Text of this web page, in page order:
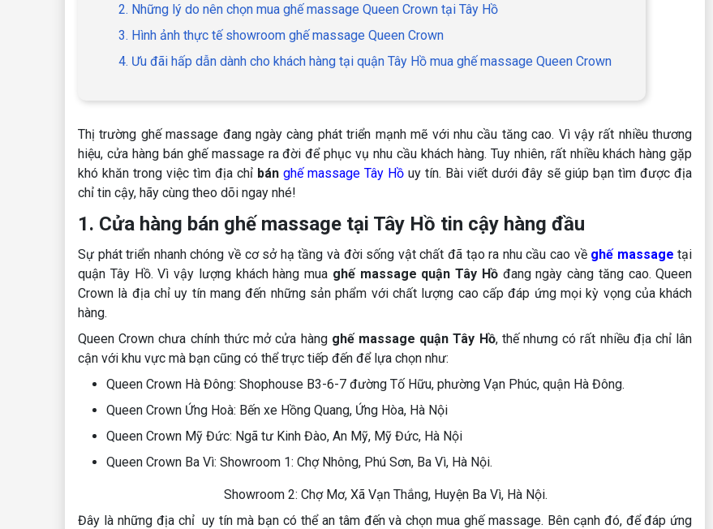
2. Những lý do nên chọn mua ghế massage Queen Crown tại Tây Hồ
3. Hình ảnh thực tế showroom ghế massage Queen Crown
4. Ưu đãi hấp dẫn dành cho khách hàng tại quận Tây Hồ mua ghế massage Queen Crown
Thị trường ghế massage đang ngày càng phát triển mạnh mẽ với nhu cầu tăng cao. Vì vậy rất nhiều thương
hiệu, cửa hàng bán ghế massage ra đời để phục vụ nhu cầu khách hàng. Tuy nhiên, rất nhiều khách hàng gặp
khó khăn trong việc tìm địa chỉ bánghế massage Tây Hồ uy tín. Bài viết dưới đây sẽ giúp bạn tìm được địa
chỉ tin cậy, hãy cùng theo dõi ngay nhé!
1. Cửa hàng bán ghế massage tại Tây Hồ tin cậy hàng đầu
Sự phát triển nhanh chóng về cơ sở hạ tầng và đời sống vật chất đã tạo ra nhu cầu cao về ghế massage tại
quận Tây Hồ. Vì vậy lượng khách hàng mua ghế massage quận Tây Hồđang ngày càng tăng cao. Queen
Crown là địa chỉ uy tín mang đến những sản phẩm với chất lượng cao cấp đáp ứng mọi kỳ vọng của khách
hàng.
Queen Crown chưa chính thức mở cửa hàng ghế massage quận Tây Hồ, thế nhưng có rất nhiều địa chỉ lân
cận với khu vực mà bạn cũng có thể trực tiếp đến để lựa chọn như:
Queen Crown Hà Đông: Shophouse B3-6-7 đường Tố Hữu, phường Vạn Phúc, quận Hà Đông.
Queen Crown Ứng Hoà: Bến xe Hồng Quang, Ứng Hòa, Hà Nội
Queen Crown Mỹ Đức: Ngã tư Kinh Đào, An Mỹ, Mỹ Đức, Hà Nội
Queen Crown Ba Vì: Showroom 1: Chợ Nhông, Phú Sơn, Ba Vì, Hà Nội.
Showroom 2: Chợ Mơ, Xã Vạn Thắng, Huyện Ba Vì, Hà Nội.
Đây là những địa chỉ uy tín mà bạn có thể an tâm đến và chọn mua ghế massage. Bên cạnh đó, để đáp ứng